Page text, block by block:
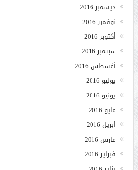
ديسمبر 2016
نوفمبر 2016
أكتوبر 2016
سبتمبر 2016
أغسطس 2016
يوليو 2016
يونيو 2016
مايو 2016
أبريل 2016
مارس 2016
فبراير 2016